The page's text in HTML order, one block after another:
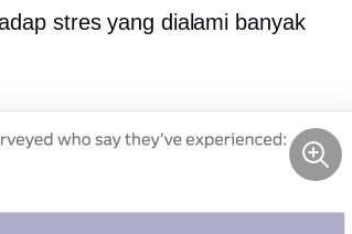
stres yang dialami banyak